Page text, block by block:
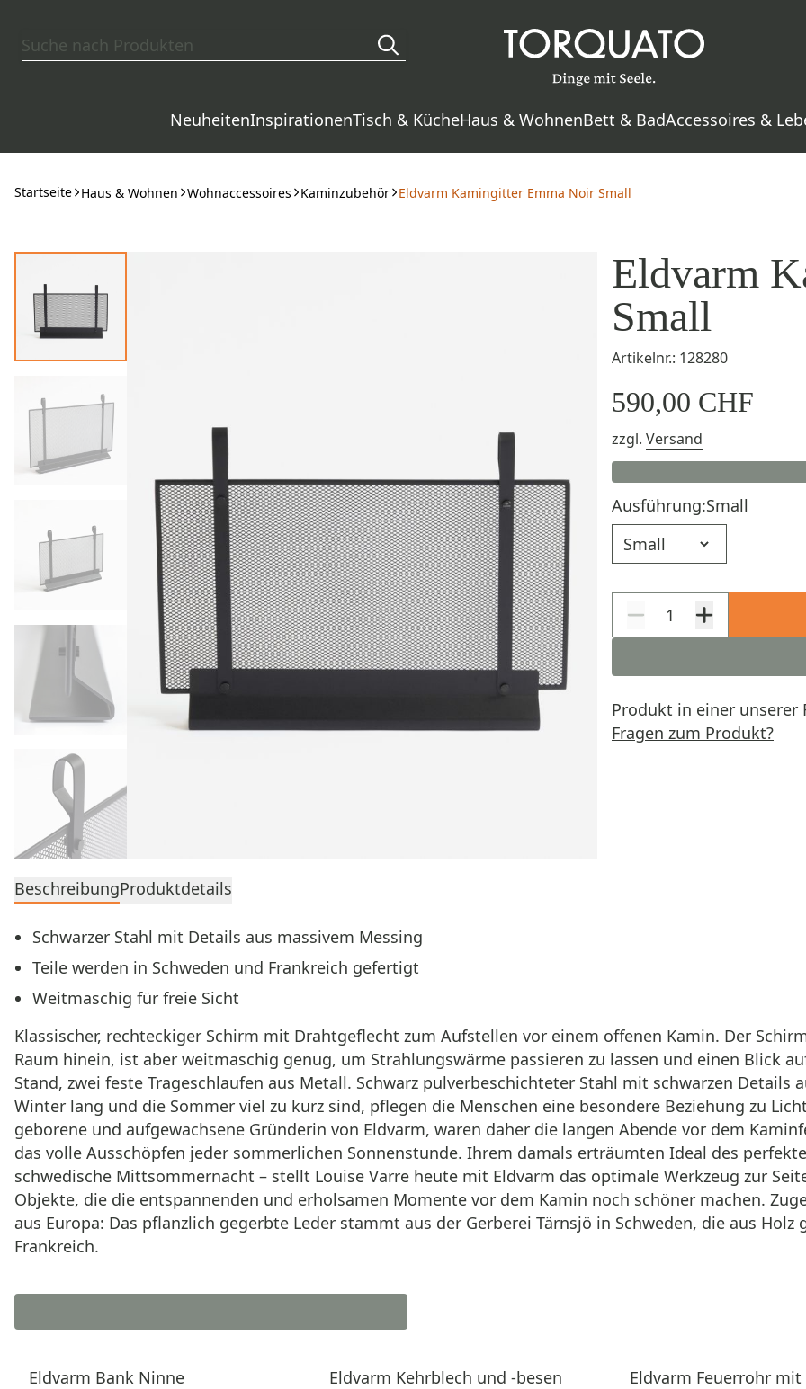
NeuheitenInspirationenTisch & KücheHaus & WohnenBett & BadAccessoires &
Startseite Haus & Wohnen Wohnaccessoires Kaminzubehör Eldvarm Kamingitter Emma Noir Small
Eldvarm
Small
Artikelnr.: 128280
590,00 CHF
zzgl. Versand
Ausführung:Small
Produkt in einer unserer
Fragen zum Produkt?
BeschreibungProduktdetails
Schwarzer Stahl mit Details aus massivem Messing
Teile werden in Schweden und Frankreich gefertigt
Weitmaschig für freie Sicht
Klassischer, rechteckiger Schirm mit Drahtgeflecht zum Aufstellen vor einem offenen Kamin. Der
Raum hinein, ist aber weitmaschig genug, um Strahlungswärme passieren zu lassen und einen Blick
Stand, zwei feste Trageschlaufen aus Metall. Schwarz pulverbeschichteter Stahl mit schwarzen Details
Winter lang und die Sommer viel zu kurz sind, pflegen die Menschen eine besondere Beziehung zu
geborene und aufgewachsene Gründerin von Eldvarm, waren daher die langen Abende vor dem
das volle Ausschöpfen jeder sommerlichen Sonnenstunde. Ihrem damals erträumten Ideal des
schwedische Mittsommernacht – stellt Louise Varre heute mit Eldvarm das optimale Werkzeug zur
Objekte, die die entspannenden und erholsamen Momente vor dem Kamin noch schöner machen.
aus Europa: Das pflanzlich gegerbte Leder stammt aus der Gerberei Tärnsjö in Schweden, die aus
Frankreich.
Eldvarm Bank Ninne
Eldvarm Kehrblech und -besen
Eldvarm Feuerrohr mit